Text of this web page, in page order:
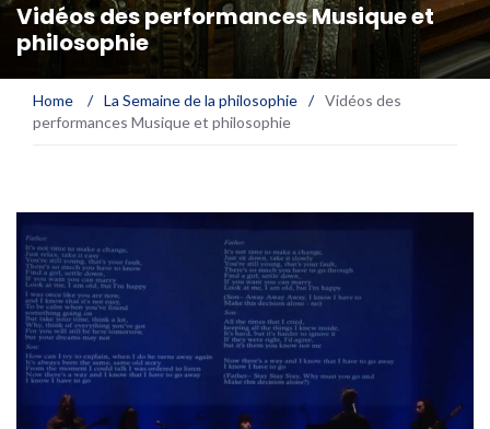
Vidéos des performances Musique et
philosophie
Home / La Semaine de la philosophie / Vidéos des
performances Musique et philosophie